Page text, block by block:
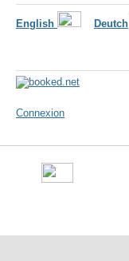
English Deutch
Connexion